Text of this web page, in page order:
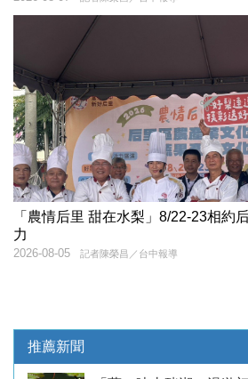
「農情后里 甜在水梨」8/22-23相
力
記者陳榮昌／台中報導
2026-08-05
推薦新聞